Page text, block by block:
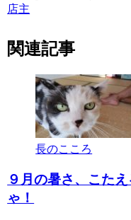
店主
関連記事
長のこころ
９月の暑さ、こた
ゃ！